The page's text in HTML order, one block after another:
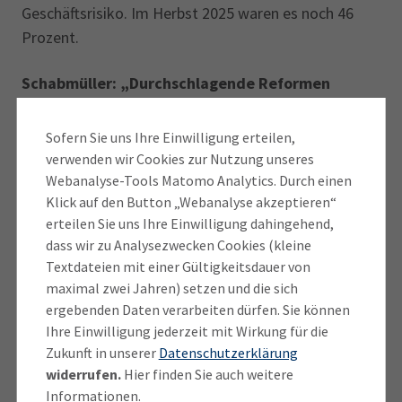
Sofern Sie uns Ihre Einwilligung erteilen,
verwenden wir Cookies zur Nutzung unseres
Webanalyse-Tools Matomo Analytics. Durch einen
Klick auf den Button „Webanalyse akzeptieren“
erteilen Sie uns Ihre Einwilligung dahingehend,
dass wir zu Analysezwecken Cookies (kleine
Textdateien mit einer Gültigkeitsdauer von
maximal zwei Jahren) setzen und die sich
ergebenden Daten verarbeiten dürfen. Sie können
Ihre Einwilligung jederzeit mit Wirkung für die
Zukunft in unserer Datenschutzerklärung
widerrufen.Hier finden Sie auch weitere
Informationen.
Geschäftsrisiko. Im Herbst 2025 waren es noch 46
Prozent.
Schabmüller: „Durchschlagende Reformen
„Wir sind zurück auf ungebremster Talfahrt. Die noch
zu Jahresbeginn in der Wirtschaft spürbaren
Hoffnungen haben sich leider komplett zerschlagen.
Vor allem die steigenden Kosten bei Energie und
Rohstoffen – getrieben vom Iran-Krieg – treffen
unseren industriegeprägten Wirtschafsstandort mit
voller Wucht“, erklärt Franz Schabmüller, Sprecher für
das IHK-Forum Region Ingolstadt. „Hinzu kommt die
hausgemachte Strukturkrise – insbesondere die
international nicht wettbewerbsfähigen
Arbeitskosten. Sie macht den Betrieben enorm zu